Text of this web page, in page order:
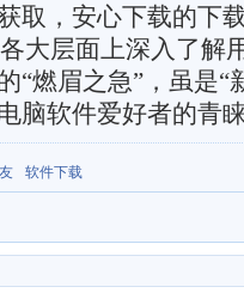
取，安心下载的下
大层面上深入了解
“燃眉之急”，虽是“
脑软件爱好者的青
软件下载